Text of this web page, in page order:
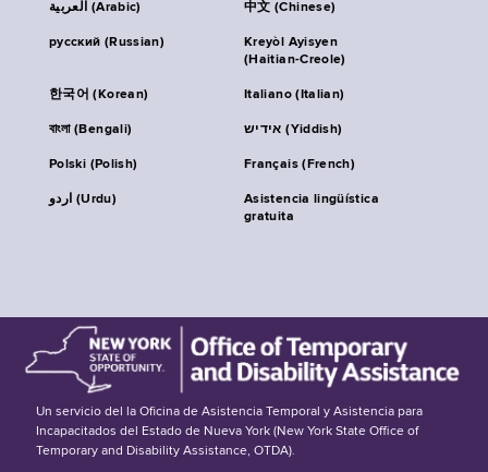
العربية (Arabic) 中文 (Chinese)
русский (Russian)
Kreyòl Ayisyen
(Haitian-Creole)
한국어 (Korean) Italiano (Italian)
বাংলা (Bengali) אידיש (Yiddish)
Polski (Polish) Français (French)
اردو (Urdu)
Asistencia lingüística
gratuita
Un servicio del la Oficina de Asistencia Temporal y Asistencia para
Incapacitados del Estado de Nueva York (New York State Office of
Temporary and Disability Assistance, OTDA).